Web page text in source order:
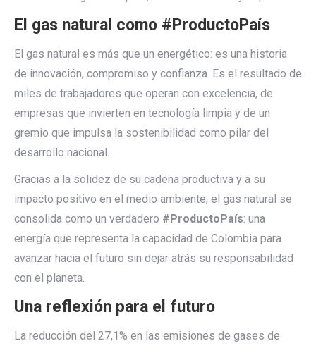
El gas natural como #ProductoPaís
El gas natural es más que un energético: es una historia
de innovación, compromiso y confianza. Es el resultado de
miles de trabajadores que operan con excelencia, de
empresas que invierten en tecnología limpia y de un
gremio que impulsa la sostenibilidad como pilar del
desarrollo nacional.
Gracias a la solidez de su cadena productiva y a su
impacto positivo en el medio ambiente, el gas natural se
consolida como un verdadero #ProductoPaís: una
energía que representa la capacidad de Colombia para
avanzar hacia el futuro sin dejar atrás su responsabilidad
con el planeta.
Una reflexión para el futuro
La reducción del 27,1% en las emisiones de gases de